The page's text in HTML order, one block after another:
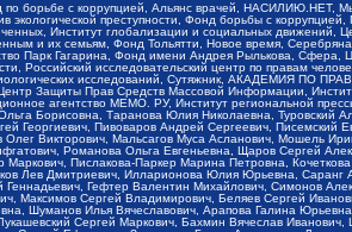
борьбе с коррупцией, Альянс врачей,
преступности, Фонд борьбы с
Институт глобализации и социальных
и их семьям, Фонд Тольятти, Новое время,
Парк Гагарина, Фонд имени Андрея Рылькова,
исследовательский центр по правам
исследований, Сутяжник, АКАДЕМИЯ ПО
Защиты Прав Средств Массовой Информации,
агентство МЕМО. РУ, Институт региональной
Борисовна, Таранова Юлия Николаевна, Туровский
Пивоваров Андрей Сергеевич, Писемский
Викторович, Мальсагов Муса Асланович, Мошель
Романова Ольга Евгеньевна, Щаров Сергей
Пислакова-Паркер Марина Петровна,
Лев Дмитриевич, Илларионова Юлия Юрьевна,
Гефтер Валентин Михайлович, Симонов
Сергей Владимирович, Беляев Сергей
Шуманов Илья Вячеславович, Арапова Галина
Сергей Маркович, Бахмин Вячеслав